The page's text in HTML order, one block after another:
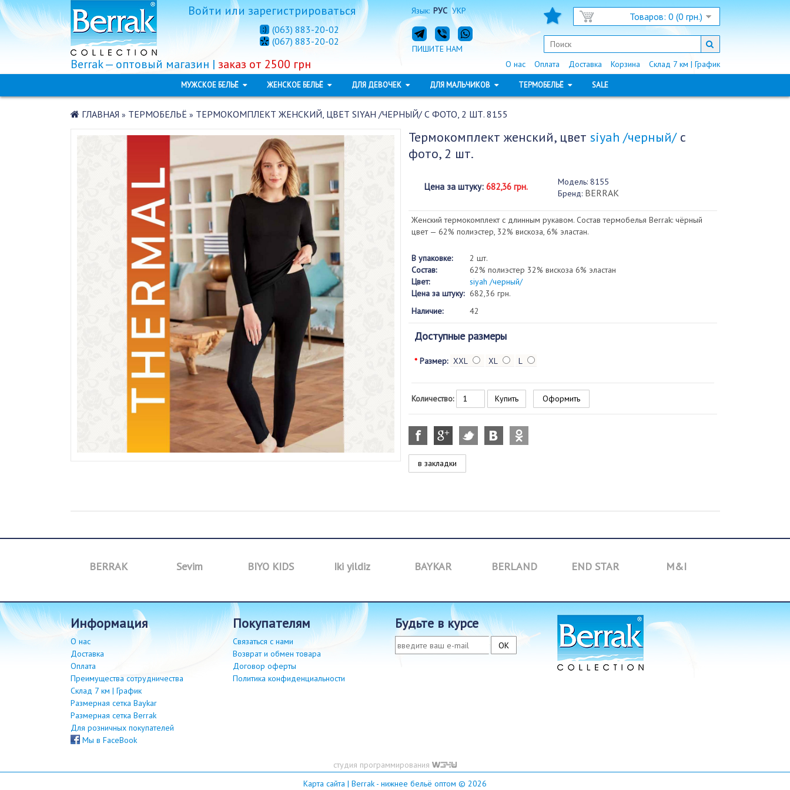
Язык: РУС УКР Товаров: 0 (0 грн.)
Войтиилизарегистрироваться
(063) 883-20-02
(067) 883-20-02
ПИШИТЕ НАМ
Склад 7 км | График
Корзина
Доставка
Оплата
О нас
Berrak — оптовый магазин | заказ от 2500 грн
МУЖСКОЕ БЕЛЬЁ ЖЕНСКОЕ БЕЛЬЁ ДЛЯ ДЕВОЧЕК ДЛЯ МАЛЬЧИКОВ ТЕРМОБЕЛЬЁ SALE
ГЛАВНАЯ » ТЕРМОБЕЛЬЁ » ТЕРМОКОМПЛЕКТ ЖЕНСКИЙ, ЦВЕТ SIYAH /ЧЕРНЫЙ/ С ФОТО, 2 ШТ. 8155
Термокомплект женский, цвет siyah /черный/с
фото, 2 шт.
Цена за штуку: 682,36 грн. Модель:8155
Бренд: BERRAK
Женский термокомплект с длинным рукавом. Состав термобелья Berrak: чёрный
цвет — 62% полиэстер, 32% вискоза, 6% эластан.
В упаковке:
2 шт.
Состав:
62% полиэстер 32% вискоза 6% эластан
Цвет:
siyah /черный/
Цена за штуку: 682,36 грн.
Наличие:
42
Доступные размеры
* Размер: XXL XL L
Количество: Оформить
в закладки
BERRAK Sevim BIYO KIDS Iki yildiz BAYKAR BERLAND END STAR M&I
информация
О нас
Доставка
Оплата
Преимущества сотрудничества
Склад 7 км | График
Размерная сетка Baykar
Размерная сетка Berrak
Для розничных покупателей
Мы в FaceBook
покупателям
Связаться с нами
Возврат и обмен товара
Договор оферты
Политика конфиденциальности
будьте в курсе
студия программирования
Карта сайта | Berrak - нижнее бельё оптом © 2026